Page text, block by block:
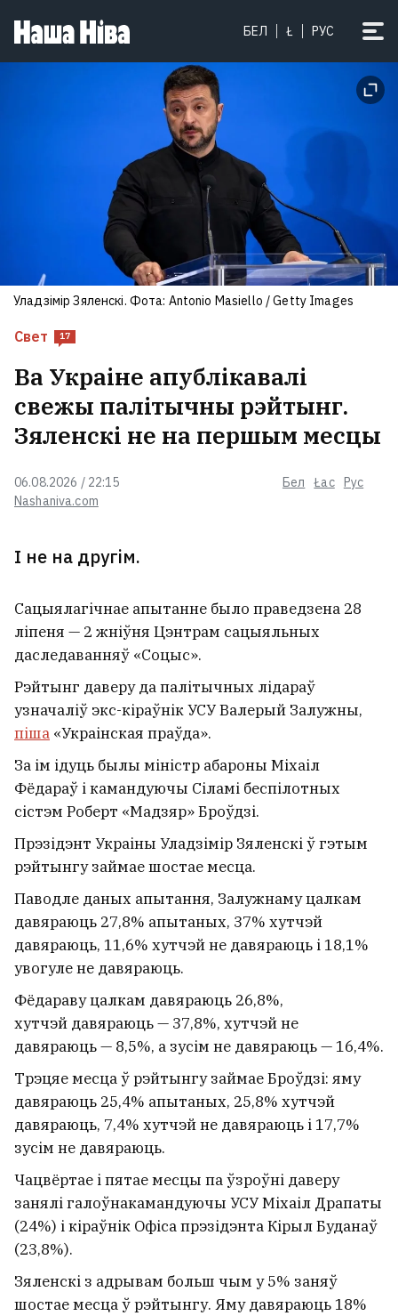
БЕЛ Ł РУС
Свет 17
Nashaniva.com
06.08.2026 / 22:15 Бел Łac Рус
Ва Украіне апублікавалі
свежы палітычны рэйтынг.
Зяленскі не на першым месцы
І не на другім.
Уладзімір Зяленскі. Фота: Antonio Masiello / Getty Images
Сацыялагічнае апытанне было праведзена 28
ліпеня — 2 жніўня Цэнтрам сацыяльных
даследаванняў «Соцыс».
Рэйтынг даверу да палітычных лідараў
узначаліў экс-кіраўнік УСУ Валерый Залужны,
піша «Украінская праўда».
За ім ідуць былы міністр абароны Міхаіл
Фёдараў і камандуючы Сіламі беспілотных
сістэм Роберт «Мадзяр» Броўдзі.
Прэзідэнт Украіны Уладзімір Зяленскі ў гэтым
рэйтынгу займае шостае месца.
Паводле даных апытання, Залужнаму цалкам
давяраюць 27,8% апытаных, 37% хутчэй
давяраюць, 11,6% хутчэй не давяраюць і 18,1%
увогуле не давяраюць.
Фёдараву цалкам давяраюць 26,8%,
хутчэй давяраюць — 37,8%, хутчэй не
давяраюць — 8,5%, а зусім не давяраюць — 16,4%.
Трэцяе месца ў рэйтынгу займае Броўдзі: яму
давяраюць 25,4% апытаных, 25,8% хутчэй
давяраюць, 7,4% хутчэй не давяраюць і 17,7%
зусім не давяраюць.
Чацвёртае і пятае месцы па ўзроўні даверу
занялі галоўнакамандуючы УСУ Міхаіл Драпаты
(24%) і кіраўнік Офіса прэзідэнта Кірыл Буданаў
(23,8%).
Зяленскі з адрывам больш чым у 5% заняў
шостае месца ў рэйтынгу. Яму давяраюць 18%